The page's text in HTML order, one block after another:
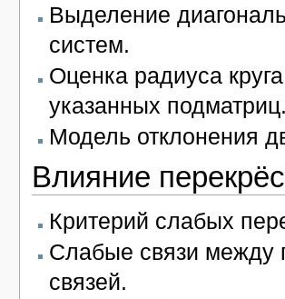
Выделение
систем.
Оценка радиуса
указанных
Модель отклонения
Влияние
Критерий слабых
Слабые связи между
связей.